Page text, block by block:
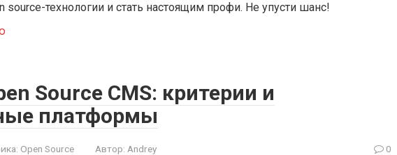
source-технологии и стать настоящим профи. Не упусти шанс!
Source CMS: критерии и
платформы
Open Source Автор: Andrey 0